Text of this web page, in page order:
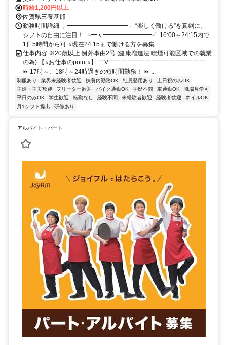
時給1,200円以上
佐賀県三養基郡
勤務時間詳細 ╭━━━━━━━━━━╮ “楽しく働ける”を真剣に。
シフトの自由に注目！ ╰━ｖ━━━━━━━━╯ 16:00～24:15内で
1日5時間から可 ⭐現在24:15まで働ける方を募集...
仕事内容 ※20歳以上 例外事由2号 (健康増進法 喫煙可能区域での就業
の為) 【⭐お仕事のpoint⭐】 ￣V￣￣￣￣￣￣￣￣￣￣￣￣￣￣￣￣
⏩ 17時～、18時～24時過ぎの短時間勤務！ ⏩ ...
制服あり 業界未経験者歓迎 扶養内勤務OK 社員登用あり
土日祝のみOK
主婦・主夫歓迎
フリーター歓迎 バイク通勤OK 学歴不問 車通勤OK
職場見学可
平日のみOK
学生歓迎 転勤なし 経験不問 未経験者歓迎 経験者歓迎
ネイルOK
月1シフト提出
研修あり
アルバイト・パート